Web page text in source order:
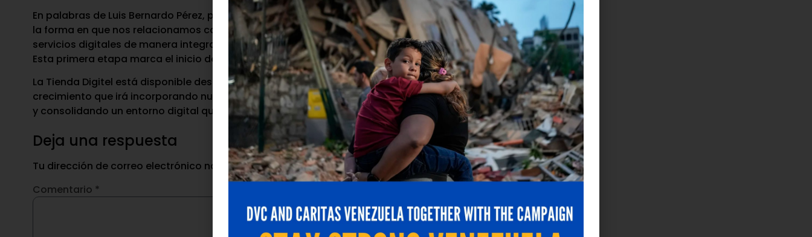
En palabras de Luis Bernardo Pérez, presidente de Digitel: “ la Tienda Digitel responde a una visión de evolución en
la forma en que nos relacionamos con nuestros clientes. Estamos creando un espacio donde pueden acceder a
servicios digitales de manera integrada, con una experiencia que simplifica la gestión y les brinda mayor control.
Esta primera etapa marca el inicio de un modelo que continuará creciendo con nuevas soluciones y aliados”.
La Tienda Digitel está disponible desde nuestra web digitel.com.ve y ha sido concebida como una plataforma en
crecimiento que irá incorporando nuevos servicios y funcionalidades de forma progresiva, ampliando su alcance
y consolidando un entorno digital que facilite el acceso a distintas soluciones desde un mismo lugar.
Deja una respuesta
Tu dirección de correo electrónico no será publicada.Los campos obligatorios están marcados con*
Comentario *